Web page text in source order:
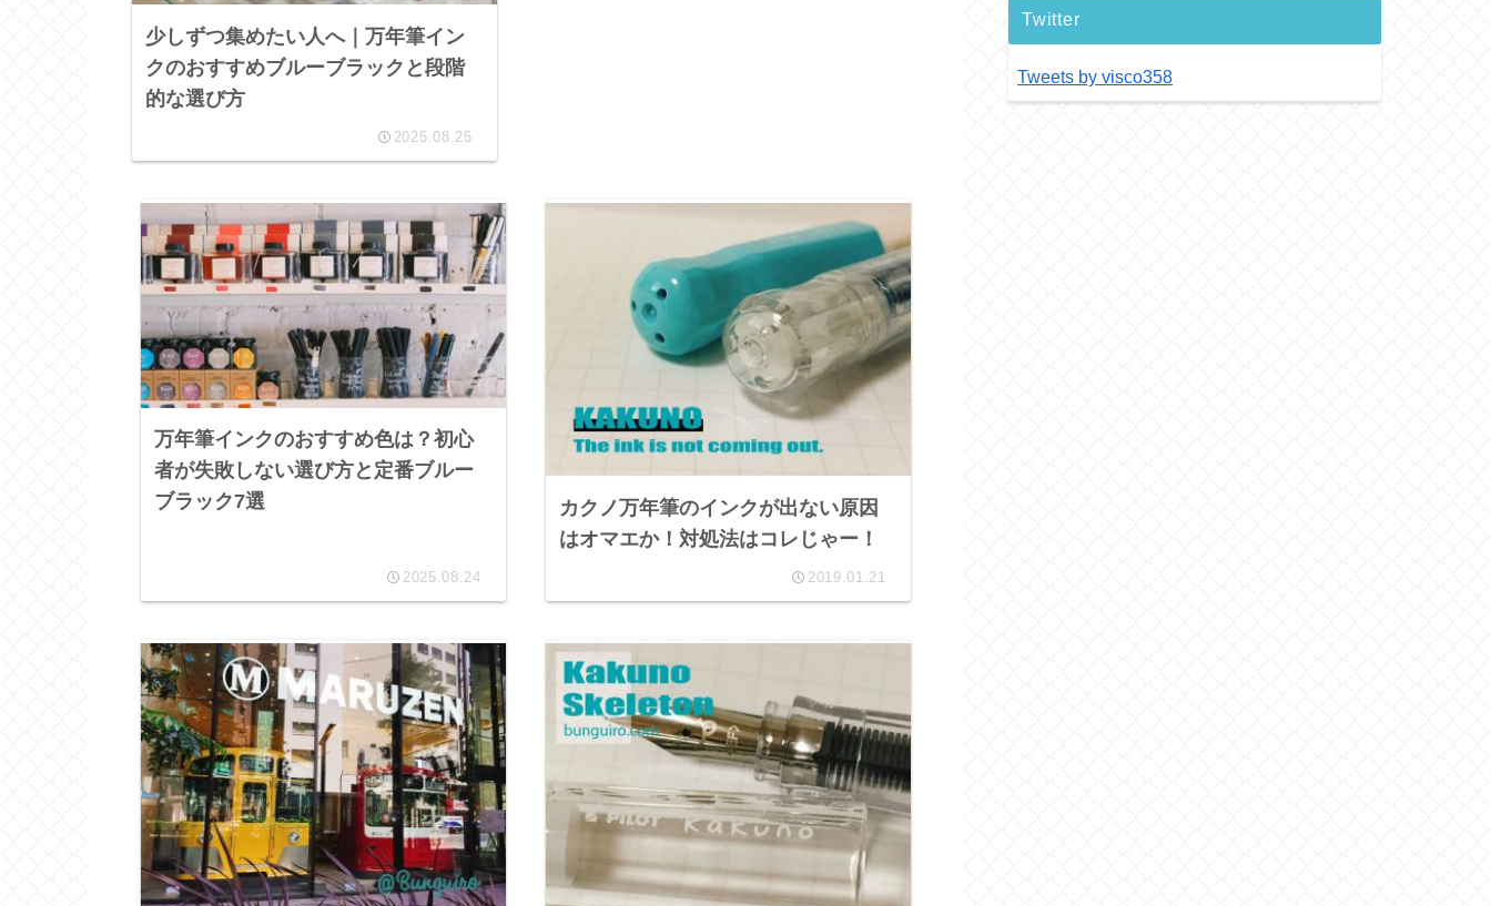
少しずつ集めたい人へ｜万年筆イン
クのおすすめブルーブラックと段階
的な選び方
2025.08.25
万年筆インクのおすすめ色は？初心
者が失敗しない選び方と定番ブルー
ブラック7選
2025.08.24
カクノ万年筆のインクが出ない原因
はオマエか！対処法はコレじゃー！
2019.01.21
Twitter
Tweets by visco358